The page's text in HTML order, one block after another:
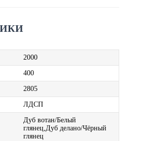
2000
400
2805
ЛДСП
Дуб вотан/Белый
глянец,Дуб делано/Чёрный
глянец